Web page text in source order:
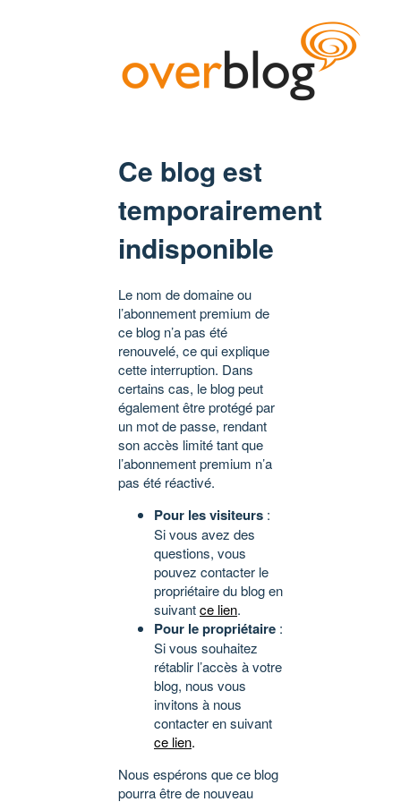
Ce blog est
temporairement
indisponible
Le nom de domaine ou
l’abonnement premium de
ce blog n’a pas été
renouvelé, ce qui explique
cette interruption. Dans
certains cas, le blog peut
également être protégé par
un mot de passe, rendant
son accès limité tant que
l’abonnement premium n’a
pas été réactivé.
Pour les visiteurs :
Si vous avez des
questions, vous
pouvez contacter le
propriétaire du blog en
suivantce lien.
Pour le propriétaire :
Si vous souhaitez
rétablir l’accès à votre
blog, nous vous
invitons à nous
contacter en suivant
ce lien.
Nous espérons que ce blog
pourra être de nouveau